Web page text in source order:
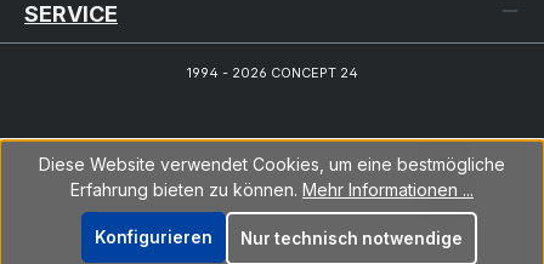
SERVICE
1994 - 2026 CONCEPT 24
Diese Website verwendet Cookies, um eine bestmögliche
Erfahrung bieten zu können. Mehr Informationen ...
Nur technisch notwendige
Konfigurieren